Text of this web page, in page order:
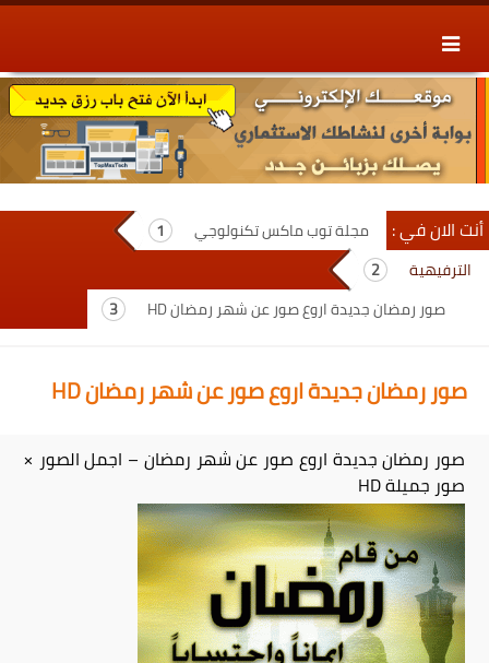
content
secondary
content
أنت الان في :
مجلة توب ماكس تكنولوجي
الترفيهية
صور رمضان جديدة اروع صور عن شهر رمضان HD
صور رمضان جديدة اروع صور عن شهر رمضان HD
صور رمضان جديدة اروع صور عن شهر رمضان – اجمل الصور ×
صور جميلة HD